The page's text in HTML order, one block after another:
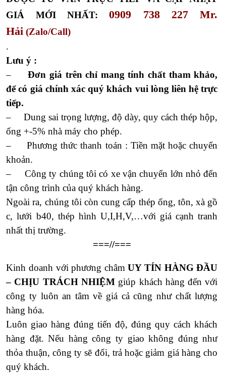
GIÁ MỚI NHẤT:0909 738 227 Mr.
Hải (Zalo/Call)
.
Lưu ý :
–Đơn giá trên chỉ mang tính chất tham khảo,
để có giá chính xác quý khách vui lòng liên hệ trực
tiếp.
– Dung sai trọng lượng, độ dày, quy cách thép hộp,
ống +-5% nhà máy cho phép.
– Phương thức thanh toán : Tiền mặt hoặc chuyển
khoản.
– Công ty chúng tôi có xe vận chuyển lớn nhỏ đến
tận công trình của quý khách hàng.
Ngoài ra, chúng tôi còn cung cấp thép ống, tôn, xà gồ
c, lưới b40, thép hình U,I,H,V,…với giá cạnh tranh
nhất thị trường.
===//===
Kinh doanh với phương châmUY TÍN HÀNG ĐẦU
– CHỊU TRÁCH NHIỆM giúp khách hàng đến với
công ty luôn an tâm về giá cả cũng như chất lượng
hàng hóa.
Luôn giao hàng đúng tiến độ, đúng quy cách khách
hàng đặt. Nếu hàng công ty giao không đúng như
thỏa thuận, công ty sẽ đổi, trả hoặc giảm giá hàng cho
quý khách.